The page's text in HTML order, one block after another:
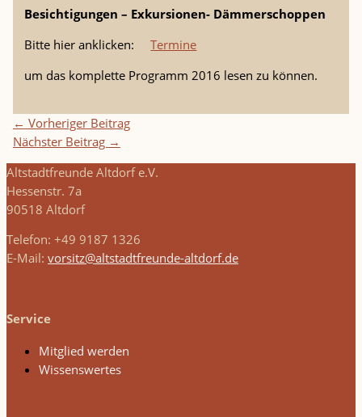
Besichtigungen – Exkursionen- Dämmerschoppen
Bitte hier anklicken:Termine
um das komplette Programm 2016 lesen zu können.
← Vorheriger Beitrag
Nächster Beitrag →
Altstadtfreunde Altdorf e.V.
Hessenstr. 7a
90518 Altdorf
Telefon: +49 9187 1326
E-Mail: vorsitz@altstadtfreunde-altdorf.de
Service
Mitglied werden
Wissenswertes